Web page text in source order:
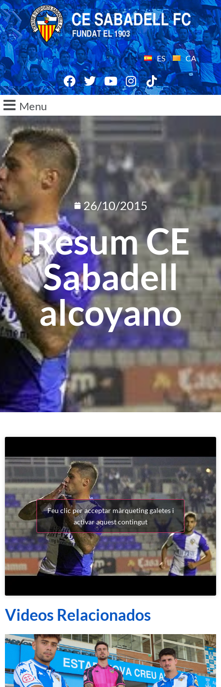
ES CA
Menu
26/10/2015
Resum CE
Sabadell
alcoyano
Feu clic per acceptar màrqueting galetes i
activar aquest contingut
Videos Relacionados